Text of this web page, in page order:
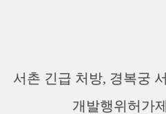
서촌 긴급 처방, 경복궁
개발행위허가